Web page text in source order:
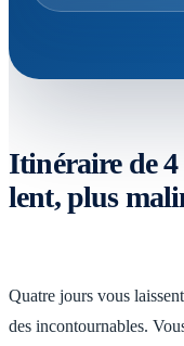
Itinéraire de
lent, plus
Quatre jours vous
des incontournables.